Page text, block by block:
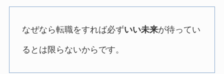
なぜなら転職をすれば必ずいい未来が待ってい
るとは限らないからです。